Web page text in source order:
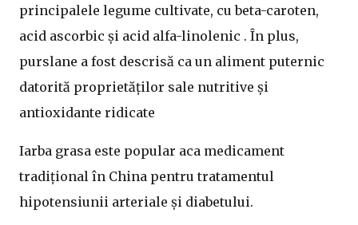
principalele legume cultivate, cu beta-caroten,
acid ascorbic și acid alfa-linolenic . În plus,
purslane a fost descrisă ca un aliment puternic
datorită proprietăților sale nutritive și
antioxidante ridicate
Iarba grasa este popular aca medicament
tradițional în China pentru tratamentul
hipotensiunii arteriale și diabetului.